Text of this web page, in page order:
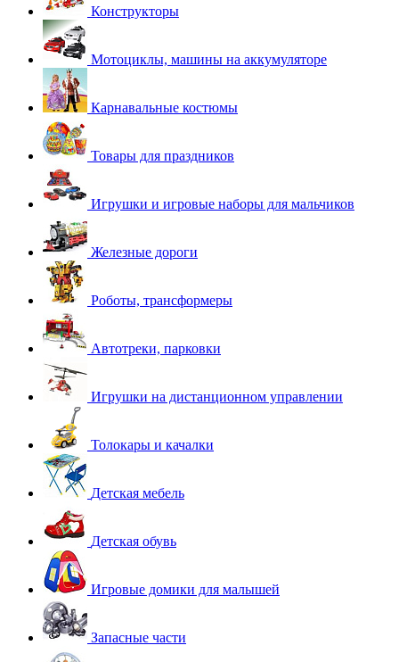
Конструкторы
Мотоциклы, машины на аккумуляторе
Карнавальные костюмы
Товары для праздников
Игрушки и игровые наборы для мальчиков
Железные дороги
Роботы, трансформеры
Автотреки, парковки
Игрушки на дистанционном управлении
Толокары и качалки
Детская мебель
Детская обувь
Игровые домики для малышей
Запасные части